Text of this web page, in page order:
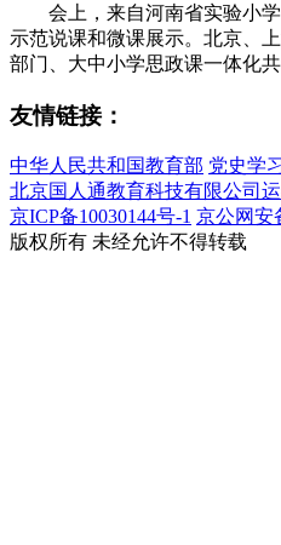
会上，来自河南省实验小
示范说课和微课展示。北京、
部门、大中小学思政课一体化
友情链接：
中华人民共和国教育部 党史学
北京国人通教育科技有限公司
京ICP备10030144号-1 京公网安
版权所有 未经允许不得转载